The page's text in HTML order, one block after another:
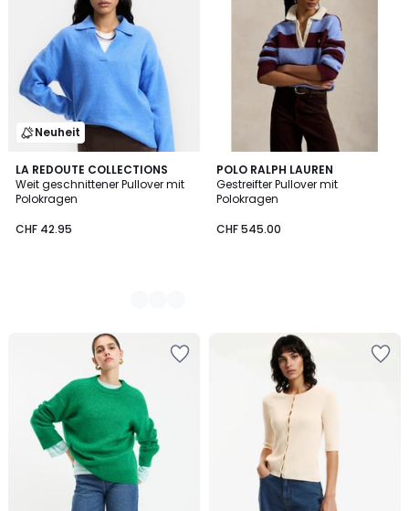
Neuheit
LA REDOUTE COLLECTIONS
Weit geschnittener Pullover mit
Polokragen
42.95.
CHF 42.95
3
Farben
POLO RALPH LAUREN
Gestreifter Pullover mit
Polokragen
CHF 545.00